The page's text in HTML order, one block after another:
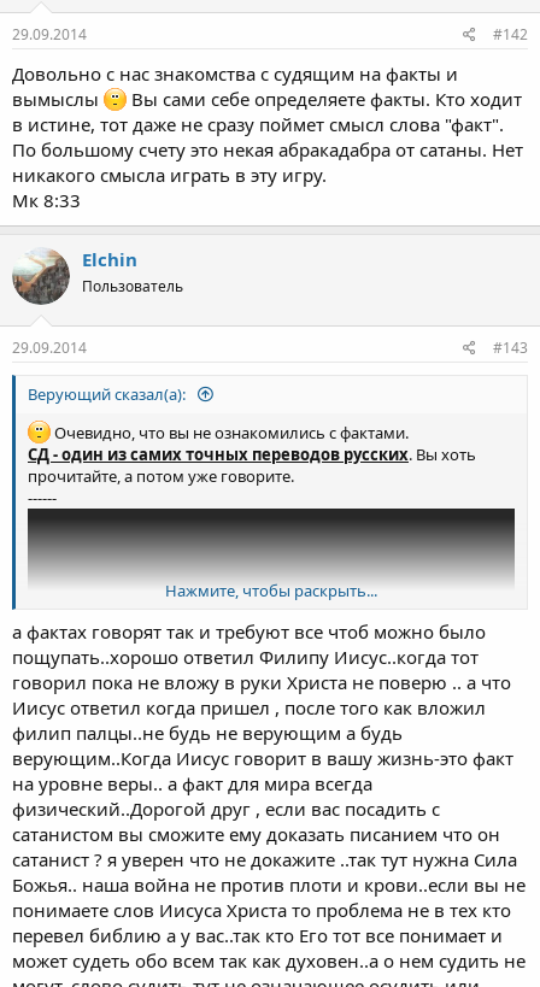
29.09.2014 #142
Довольно с нас знакомства с судящим на факты и
вымыслы
Вы сами себе определяете факты. Кто ходит
в истине, тот даже не сразу поймет смысл слова "факт".
По большому счету это некая абракадабра от сатаны. Нет
никакого смысла играть в эту игру.
Мк 8:33
Elchin
Пользователь
29.09.2014 #143
Верующий сказал(а):
Очевидно, что вы не ознакомились с фактами.
СД - один из самих точных переводов русских. Вы хоть
прочитайте, а потом уже говорите.
------
Нажмите, чтобы раскрыть...
а фактах говорят так и требуют все чтоб можно было
пощупать..хорошо ответил Филипу Иисус..когда тот
говорил пока не вложу в руки Христа не поверю .. а что
Иисус ответил когда пришел , после того как вложил
филип палцы..не будь не верующим а будь
верующим..Когда Иисус говорит в вашу жизнь-это факт
на уровне веры.. а факт для мира всегда
физический..Дорогой друг , если вас посадить с
сатанистом вы сможите ему доказать писанием что он
сатанист ? я уверен что не докажите ..так тут нужна Сила
Божья.. наша война не против плоти и крови..если вы не
понимаете слов Иисуса Христа то проблема не в тех кто
перевел библию а у вас..так кто Его тот все понимает и
может судеть обо всем так как духовен..а о нем судить не